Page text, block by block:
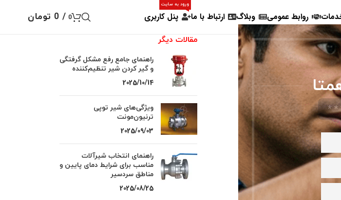
* *
روابط عمومی وبلاگ ارتباط با ما پنل کاربری
ورود به سایت
0
/
0 تومان
مقالات دیگر
راهنمای جامع رفع مشکل گرفتگی
و گیر کردن شیر تنظیم‌کننده
2025/10/14
ویژگی‌های شیر توپی
ترنیون‌مونت
2025/09/03
راهنمای انتخاب شیرآلات
مناسب برای شرایط دمای پایین و
مناطق سردسیر
2025/08/25